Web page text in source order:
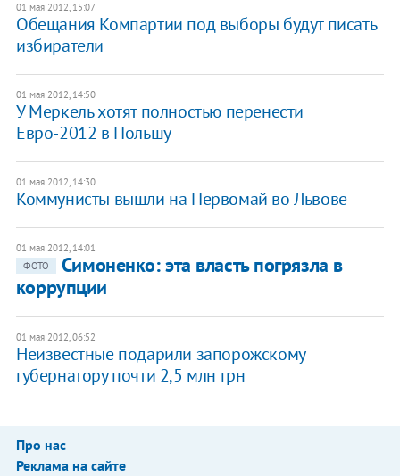
01 мая 2012, 15:07
Обещания Компартии под выборы будут писать
избиратели
01 мая 2012, 14:50
У Меркель хотят полностью перенести
Евро-2012 в Польшу
01 мая 2012, 14:30
Коммунисты вышли на Первомай во Львове
01 мая 2012, 14:01
ФОТО
Симоненко: эта власть погрязла в
коррупции
01 мая 2012, 06:52
Неизвестные подарили запорожскому
губернатору почти 2,5 млн грн
Про нас
Реклама на сайте